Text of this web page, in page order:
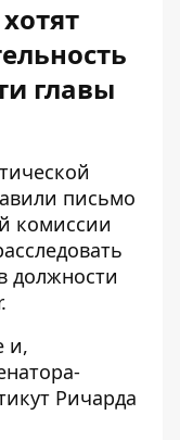
главы
письмо
комиссии
должности
и,
Ричарда